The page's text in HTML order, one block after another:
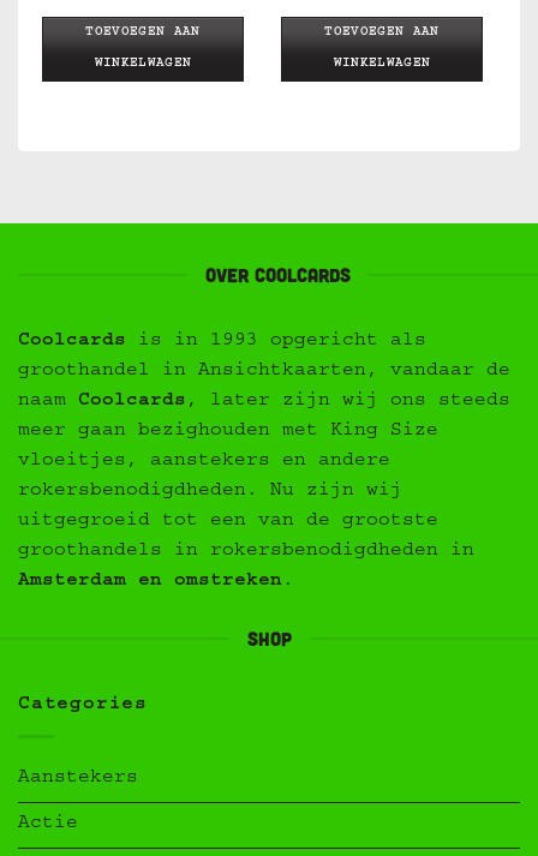
TOEVOEGEN AAN
WINKELWAGEN
TOEVOEGEN AAN
WINKELWAGEN
Over Coolcards
Coolcards is in 1993 opgericht als
groothandel in Ansichtkaarten, vandaar de
naam Coolcards , later zijn wij ons steeds
meer gaan bezighouden met King Size
vloeitjes, aanstekers en andere
rokersbenodigdheden. Nu zijn wij
uitgegroeid tot een van de grootste
groothandels in rokersbenodigdheden in
Amsterdam en omstreken .
Shop
Categories
Aanstekers
Actie